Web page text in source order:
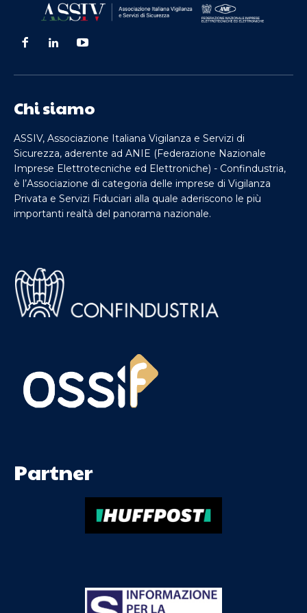
Chi siamo
ASSIV, Associazione Italiana Vigilanza e Servizi di
Sicurezza, aderente ad ANIE (Federazione Nazionale
Imprese Elettrotecniche ed Elettroniche) - Confindustria,
è l’Associazione di categoria delle imprese di Vigilanza
Privata e Servizi Fiduciari alla quale aderiscono le più
importanti realtà del panorama nazionale.
Partner